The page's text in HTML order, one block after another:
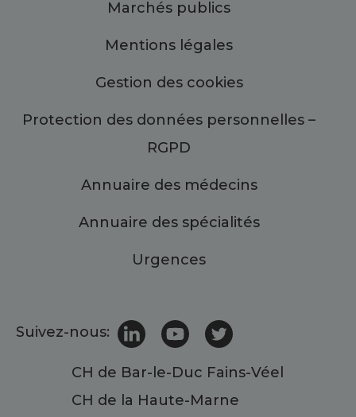
Marchés publics
Mentions légales
Gestion des cookies
Protection des données personnelles –
RGPD
Annuaire des médecins
Annuaire des spécialités
Urgences
Suivez-nous:
CH de Bar-le-Duc Fains-Véel
CH de la Haute-Marne